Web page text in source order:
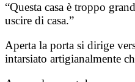
“Questa casa è troppo
uscire di casa.”
Aperta la porta si dirige
intarsiato artigianalmente